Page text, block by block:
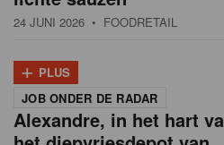
24 JUNI 2026 • FOODRETAIL
+ PLUS
JOB ONDER DE RADAR
Alexandre, in het hart